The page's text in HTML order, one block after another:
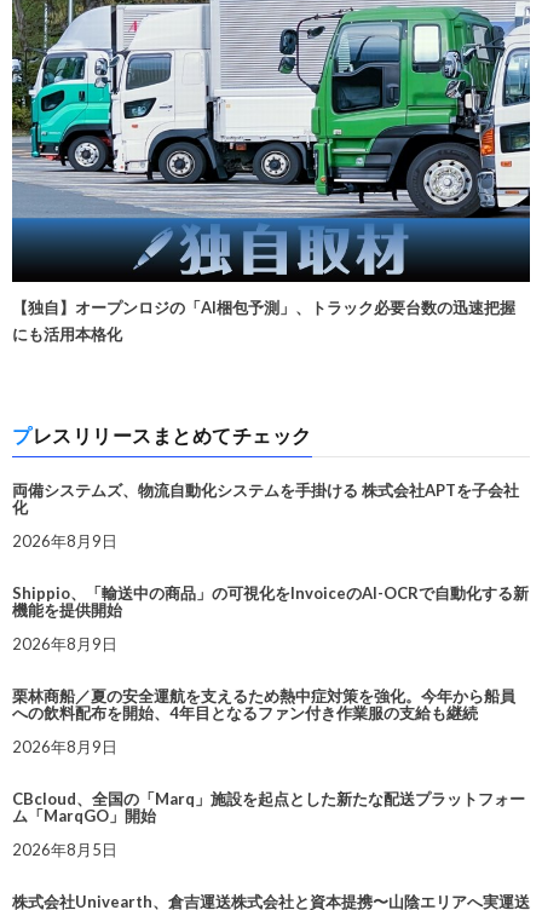
【独自】オープンロジの「AI梱包予測」、トラック必要台数の迅速把握
にも活用本格化
プレスリリースまとめてチェック
両備システムズ、物流自動化システムを手掛ける 株式会社APTを子会社
化
2026年8月9日
Shippio、「輸送中の商品」の可視化をInvoiceのAI-OCRで自動化する新
機能を提供開始
2026年8月9日
栗林商船／夏の安全運航を支えるため熱中症対策を強化。今年から船員
への飲料配布を開始、4年目となるファン付き作業服の支給も継続
2026年8月9日
CBcloud、全国の「Marq」施設を起点とした新たな配送プラットフォー
ム「MarqGO」開始
2026年8月5日
株式会社Univearth、倉吉運送株式会社と資本提携〜山陰エリアへ実運送